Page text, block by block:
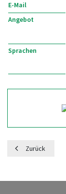
E-Mail
Angebot
Sprachen
Zurück